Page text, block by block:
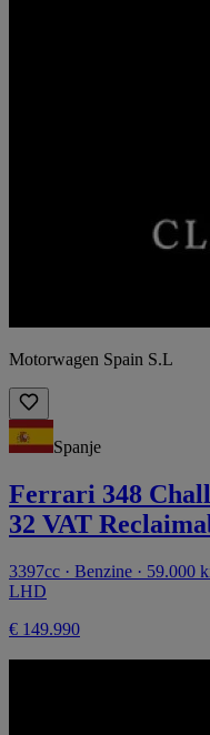
Motorwagen Spain S.L
Spanje
Ferrari 348
32 VAT
3397cc · Benzine · 59.000
LHD
€ 149.990